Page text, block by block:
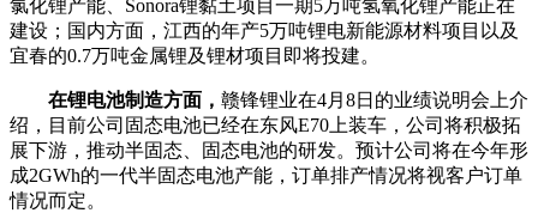
氯化锂产能、Sonora锂黏土项目一期5万吨氢氧化锂产能正在
建设；国内方面，江西的年产5万吨锂电新能源材料项目以及
宜春的0.7万吨金属锂及锂材项目即将投建。
在锂电池制造方面， 赣锋锂业在4月8日的业绩说明会上介
绍，目前公司固态电池已经在东风E70上装车，公司将积极拓
展下游，推动半固态、固态电池的研发。预计公司将在今年形
成2GWh的一代半固态电池产能，订单排产情况将视客户订单
情况而定。